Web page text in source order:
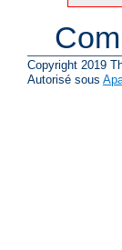
Copyright 2019
Autorisé sous